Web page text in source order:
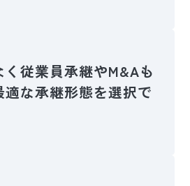
従業員承継やM&Aも
な承継形態を選択で